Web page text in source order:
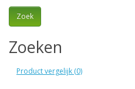
Zoeken
Product vergelijk (0)